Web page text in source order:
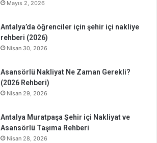
Mayıs 2, 2026
Antalya’da öğrenciler için şehir içi nakliye
rehberi (2026)
Nisan 30, 2026
Asansörlü Nakliyat Ne Zaman Gerekli?
(2026 Rehberi)
Nisan 29, 2026
Antalya Muratpaşa Şehir içi Nakliyat ve
Asansörlü Taşıma Rehberi
Nisan 28, 2026